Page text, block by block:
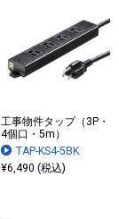
工事物件タップ（3P・
4個口・5m）
TAP-KS4-5BK
¥6,490 (税込)